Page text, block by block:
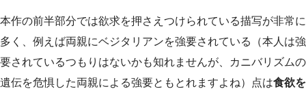
本作の前半部分では欲求を押さえつけられている描写が非常に
多く、例えば両親にベジタリアンを強要されている（本人は強
要されているつもりはないかも知れませんが、カニバリズムの
遺伝を危惧した両親による強要ともとれますよね）点は食欲を